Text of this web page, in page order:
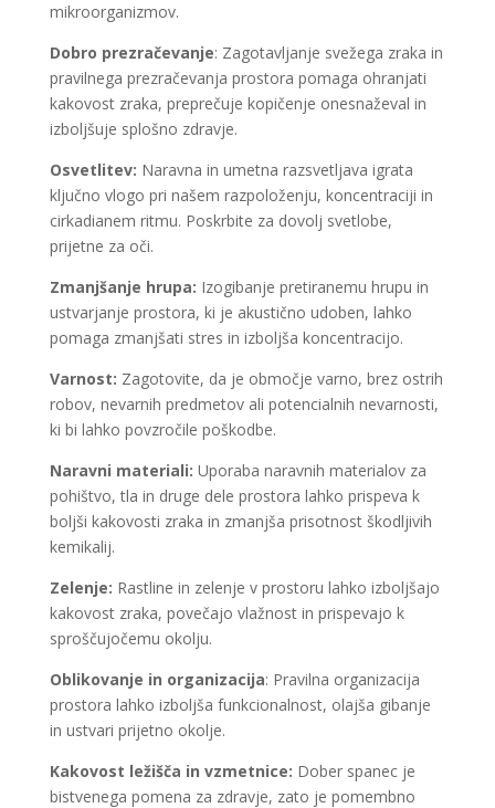
mikroorganizmov.
Dobro prezračevanje: Zagotavljanje svežega zraka in
pravilnega prezračevanja prostora pomaga ohranjati
kakovost zraka, preprečuje kopičenje onesnaževal in
izboljšuje splošno zdravje.
Osvetlitev: Naravna in umetna razsvetljava igrata
ključno vlogo pri našem razpoloženju, koncentraciji in
cirkadianem ritmu. Poskrbite za dovolj svetlobe,
prijetne za oči.
Zmanjšanje hrupa: Izogibanje pretiranemu hrupu in
ustvarjanje prostora, ki je akustično udoben, lahko
pomaga zmanjšati stres in izboljša koncentracijo.
Varnost: Zagotovite, da je območje varno, brez ostrih
robov, nevarnih predmetov ali potencialnih nevarnosti,
ki bi lahko povzročile poškodbe.
Naravni materiali: Uporaba naravnih materialov za
pohištvo, tla in druge dele prostora lahko prispeva k
boljši kakovosti zraka in zmanjša prisotnost škodljivih
kemikalij.
Zelenje: Rastline in zelenje v prostoru lahko izboljšajo
kakovost zraka, povečajo vlažnost in prispevajo k
sproščujočemu okolju.
Oblikovanje in organizacija: Pravilna organizacija
prostora lahko izboljša funkcionalnost, olajša gibanje
in ustvari prijetno okolje.
Kakovost ležišča in vzmetnice: Dober spanec je
bistvenega pomena za zdravje, zato je pomembno